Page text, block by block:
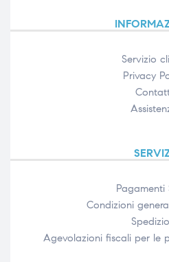
Servizio
Privacy
Pagamenti
Condizioni
Agevolazioni fiscali per le